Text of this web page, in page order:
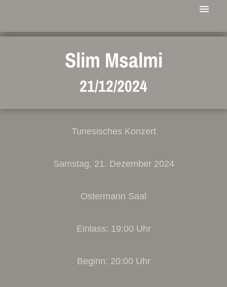
Slim Msalmi
21/12/2024
Tunesisches Konzert
Samstag, 21. Dezember 2024
Ostermann Saal
Einlass: 19:00 Uhr
Beginn: 20:00 Uhr